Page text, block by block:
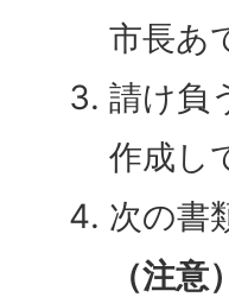
市長あ
請け負
作成し
次の書
（注